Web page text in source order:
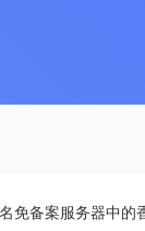
免备案服务器中的